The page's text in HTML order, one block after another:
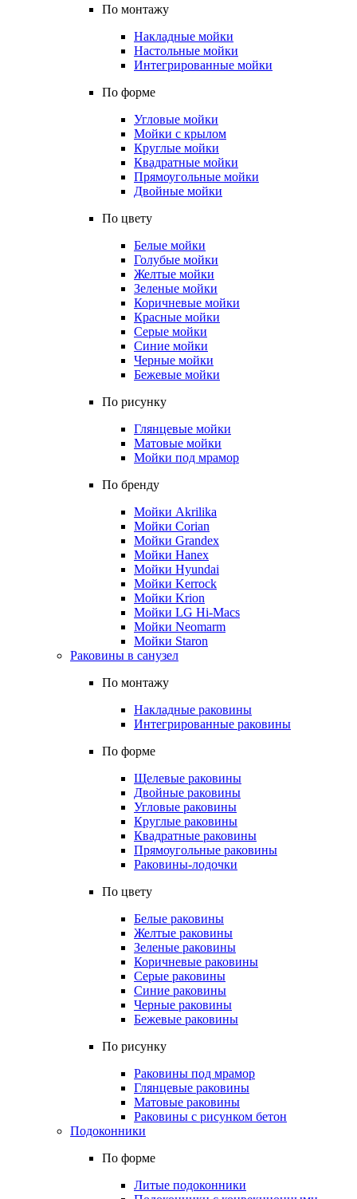
По монтажу
Накладные мойки
Настольные мойки
Интегрированные мойки
По форме
Угловые мойки
Мойки с крылом
Круглые мойки
Квадратные мойки
Прямоугольные мойки
Двойные мойки
По цвету
Белые мойки
Голубые мойки
Желтые мойки
Зеленые мойки
Коричневые мойки
Красные мойки
Серые мойки
Синие мойки
Черные мойки
Бежевые мойки
По рисунку
Глянцевые мойки
Матовые мойки
Мойки под мрамор
По бренду
Мойки Akrilika
Мойки Corian
Мойки Grandex
Мойки Hanex
Мойки Hyundai
Мойки Kerrock
Мойки Krion
Мойки LG Hi-Macs
Мойки Neomarm
Мойки Staron
Раковины в санузел
По монтажу
Накладные раковины
Интегрированные раковины
По форме
Щелевые раковины
Двойные раковины
Угловые раковины
Круглые раковины
Квадратные раковины
Прямоугольные раковины
Раковины-лодочки
По цвету
Белые раковины
Желтые раковины
Зеленые раковины
Коричневые раковины
Серые раковины
Синие раковины
Черные раковины
Бежевые раковины
По рисунку
Раковины под мрамор
Глянцевые раковины
Матовые раковины
Раковины с рисунком бетон
Подоконники
По форме
Литые подоконники